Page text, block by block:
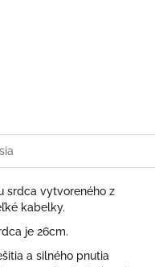
srdca vytvoreného z
kabelky.
je 26cm.
a silného pnutia